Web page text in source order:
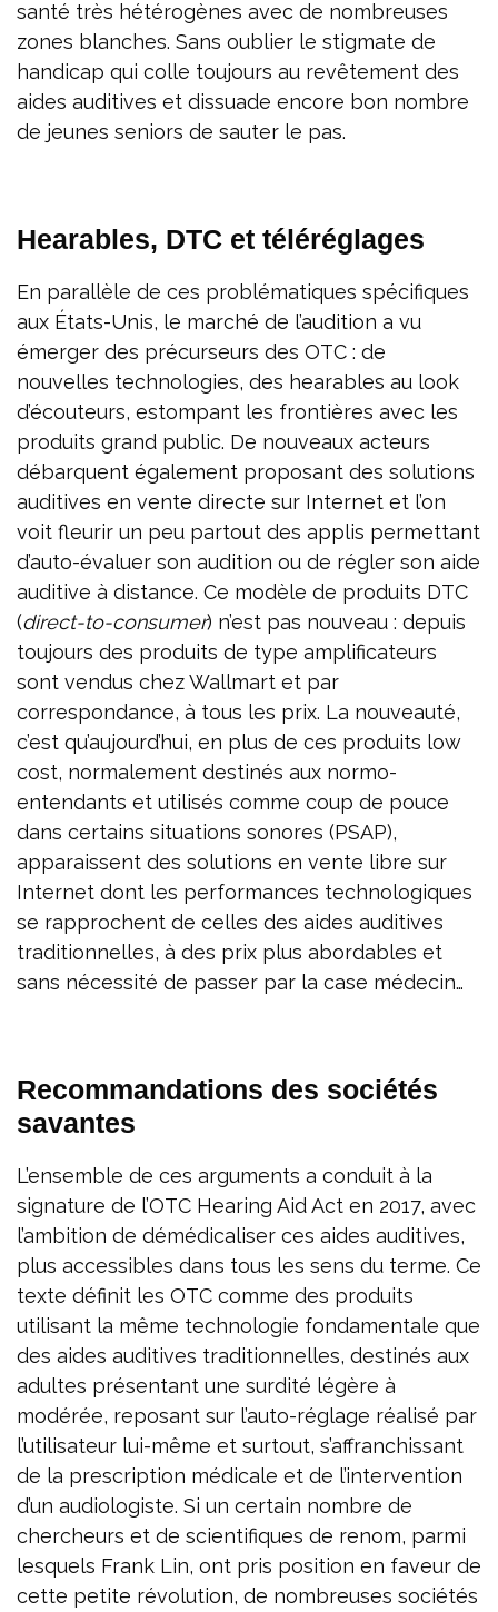
santé très hétérogènes avec de nombreuses
zones blanches. Sans oublier le stigmate de
handicap qui colle toujours au revêtement des
aides auditives et dissuade encore bon nombre
de jeunes seniors de sauter le pas.
Hearables, DTC et téléréglages
En parallèle de ces problématiques spécifiques
aux États-Unis, le marché de l’audition a vu
émerger des précurseurs des OTC : de
nouvelles technologies, des hearables au look
d’écouteurs, estompant les frontières avec les
produits grand public. De nouveaux acteurs
débarquent également proposant des solutions
auditives en vente directe sur Internet et l’on
voit fleurir un peu partout des applis permettant
d’auto-évaluer son audition ou de régler son aide
auditive à distance. Ce modèle de produits DTC
(direct-to-consumer) n’est pas nouveau : depuis
toujours des produits de type amplificateurs
sont vendus chez Wallmart et par
correspondance, à tous les prix. La nouveauté,
c’est qu’aujourd’hui, en plus de ces produits low
cost, normalement destinés aux normo-
entendants et utilisés comme coup de pouce
dans certains situations sonores (PSAP),
apparaissent des solutions en vente libre sur
Internet dont les performances technologiques
se rapprochent de celles des aides auditives
traditionnelles, à des prix plus abordables et
sans nécessité de passer par la case médecin…
Recommandations des sociétés
savantes
L’ensemble de ces arguments a conduit à la
signature de l’OTC Hearing Aid Act en 2017, avec
l’ambition de démédicaliser ces aides auditives,
plus accessibles dans tous les sens du terme. Ce
texte définit les OTC comme des produits
utilisant la même technologie fondamentale que
des aides auditives traditionnelles, destinés aux
adultes présentant une surdité légère à
modérée, reposant sur l’auto-réglage réalisé par
l’utilisateur lui-même et surtout, s’affranchissant
de la prescription médicale et de l’intervention
d’un audiologiste. Si un certain nombre de
chercheurs et de scientifiques de renom, parmi
lesquels Frank Lin, ont pris position en faveur de
cette petite révolution, de nombreuses sociétés